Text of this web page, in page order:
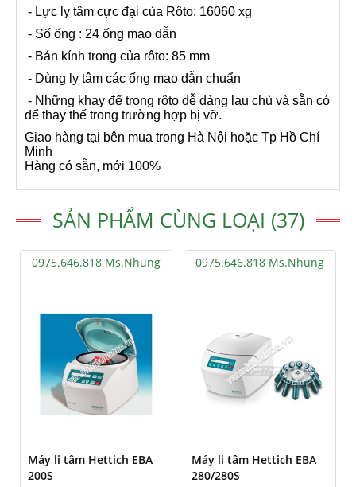
- Lực ly tâm cực đại của Rôto: 16060 xg
- Số ống : 24 ống mao dẫn
- Bán kính trong của rôto: 85 mm
- Dùng ly tâm các ống mao dẫn chuẩn
- Những khay để trong rôto dễ dàng lau chù và sẵn có
để thay thế trong trường hợp bị vỡ.
Giao hàng tại bên mua trong Hà Nội hoặc Tp Hồ Chí
Minh
Hàng có sẵn, mới 100%
SẢN PHẨM CÙNG LOẠI (37)
0975.646.818 Ms.Nhung
Máy li tâm Hettich EBA
200S
0975.646.818 Ms.Nhung
Máy li tâm Hettich EBA
280/280S